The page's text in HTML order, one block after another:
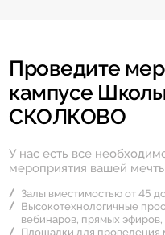
Проведите
кампусе
СКОЛКОВО
У нас есть все
мероприятия вашей
Залы вместимостью от 45
Высокотехнологичные
вебинаров, прямых эфиров,
Площадки для проведения